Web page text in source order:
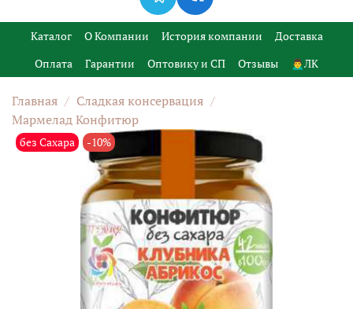
Каталог О Компании История компании
Доставка
Оплата
Гарантии Оптовику и СП Отзывы 🙍‍♂️ЛК
Главная
Сладкая консервация
Мармелад Конфитюр
без Сахара -10%